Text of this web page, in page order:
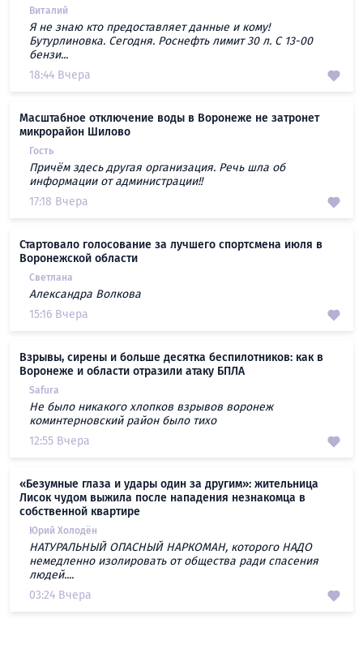
Виталий
Я не знаю кто предоставляет данные и кому!
Бутурлиновка. Сегодня. Роснефть лимит 30 л. С 13-00
бензи...
18:44 Вчера
Масштабное отключение воды в Воронеже не затронет
микрорайон Шилово
Гость
Причём здесь другая организация. Речь шла об
информации от администрации!!
17:18 Вчера
Стартовало голосование за лучшего спортсмена июля в
Воронежской области
Светлана
Александра Волкова
15:16 Вчера
Взрывы, сирены и больше десятка беспилотников: как в
Воронеже и области отразили атаку БПЛА
Safura
Не было никакого хлопков взрывов воронеж
коминтерновский район было тихо
12:55 Вчера
«Безумные глаза и удары один за другим»: жительница
Лисок чудом выжила после нападения незнакомца в
собственной квартире
Юрий Холодён
НАТУРАЛЬНЫЙ ОПАСНЫЙ НАРКОМАН, которого НАДО
немедленно изолировать от общества ради спасения
людей....
03:24 Вчера